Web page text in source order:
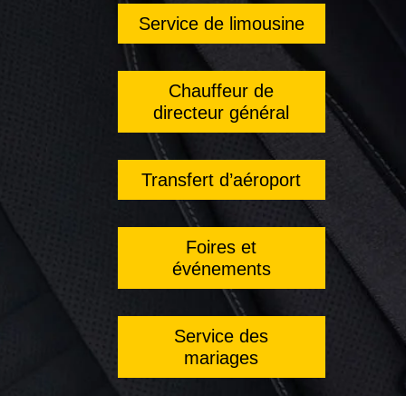
Service de limousine
Chauffeur de
directeur général
Transfert d’aéroport
Foires et
événements
Service des
mariages